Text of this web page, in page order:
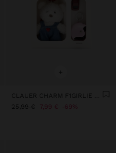
+
25,99 €
7,99 € 69%